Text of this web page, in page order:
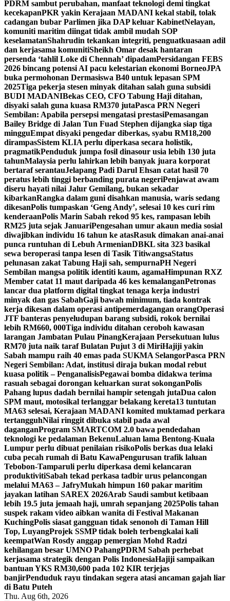
PDRM sambut perubahan, manfaat teknologi demi tingkat
kecekapanPKR yakin Kerajaan MADANI kekal stabil, tolak
cadangan bubar Parlimen jika DAP keluar KabinetNelayan,
komuniti maritim diingat tidak ambil mudah SOP
keselamatanShahrudin tekankan integriti, penguatkuasaan adil
dan kerjasama komunitiSheikh Omar desak hantaran
persenda ‘tahlil Loke di Chennah’ dipadamPersidangan FEBS
2026 bincang potensi AI pacu kelestarian ekonomi BorneoJPA
buka permohonan Dermasiswa B40 untuk lepasan SPM
2025Tiga pekerja stesen minyak ditahan salah guna subsidi
BUDI MADANIBekas CEO, CFO Tabung Haji ditahan,
disyaki salah guna kuasa RM370 jutaPasca PRN Negeri
Sembilan: Apabila persepsi mengatasi prestasiPemasangan
Bailey Bridge di Jalan Tun Fuad Stephen dijangka siap tiga
mingguEmpat disyaki pengedar diberkas, syabu RM18,200
dirampasSistem KLIA perlu diperkasa secara holistik,
pragmatikPenduduk jumpa fosil dinasour usia lebih 130 juta
tahunMalaysia perlu lahirkan lebih banyak juara korporat
bertaraf serantauJelapang Padi Darul Ehsan catat hasil 70
peratus lebih tinggi berbanding purata negeriPenjawat awam
diseru hayati nilai Jalur Gemilang, bukan sekadar
kibarkanRangka dalam guni disahkan manusia, waris sedang
dikesanPolis tumpaskan ‘Geng Andy’, selesai 10 kes curi rim
kenderaanPolis Marin Sabah rekod 95 kes, rampasan lebih
RM25 juta sejak JanuariPengesahan umur akaun media sosial
diwajibkan individu 16 tahun ke atasRasuk dimakan anai-anai
punca runtuhan di Lebuh ArmenianDBKL sita 323 basikal
sewa beroperasi tanpa lesen di Tasik TitiwangsaStatus
pelunasan zakat Tabung Haji sah, sempurnaPH Negeri
Sembilan mangsa politik identiti kaum, agamaHimpunan RXZ
Member catat 11 maut daripada 46 kes kemalanganPetronas
lancar dua platform digital tingkat tenaga kerja industri
minyak dan gas SabahGaji bawah minimum, tiada kontrak
kerja dikesan dalam operasi antipemerdagangan orangOperasi
JTF banteras penyeludupan barang subsidi, rokok bernilai
lebih RM660, 000Tiga individu ditahan ceroboh kawasan
larangan Jambatan Pulau PinangKerajaan Persekutuan lulus
RM70 juta naik taraf Bulatan Pujut 3 di MiriHajiji yakin
Sabah mampu raih 40 emas pada SUKMA SelangorPasca PRN
Negeri Sembilan: Adat, institusi diraja bukan modal rebut
kuasa politik – PenganalisisPegawai bomba didakwa terima
rasuah sebagai dorongan keluarkan surat sokonganPolis
Pahang lupus dadah bernilai hampir setengah jutaDua calon
SPM maut, motosikal terlanggar belakang kereta13 tuntutan
MA63 selesai, Kerajaan MADANI komited muktamad perkara
tertangguhNilai ringgit dibuka stabil pada awal
daganganProgram SMARTCOM 2.0 bawa pendedahan
teknologi ke pedalaman BekenuLaluan lama Bentong-Kuala
Lumpur perlu dibuat penilaian risikoPolis berkas dua lelaki
cuba pecah rumah di Batu KawaPengurusan trafik laluan
Tebobon-Tamparuli perlu diperkasa demi kelancaran
produktivitiSabah tekad perkasa tadbir urus pelancongan
melalui MA63 – JafryMukah himpun 160 pakar maritim
jayakan latihan SAREX 2026Arab Saudi sambut ketibaan
lebih 19.5 juta jemaah haji, umrah sepanjang 2025Polis tahan
suspek rakam video aibkan wanita di Festival Makanan
KuchingPolis siasat gangguan tidak senonoh di Taman Hill
Top, LuyangProjek SSMP tidak boleh terbengkalai kali
keempatWan Rosdy anggap pemergian Mohd Radzi
kehilangan besar UMNO PahangPDRM Sabah perhebat
kerjasama strategik dengan Polis IndonesiaHajiji sampaikan
bantuan YKS RM30,600 pada 102 KIR terjejas
banjirPenduduk rayu tindakan segera atasi ancaman gajah liar
di Batu Puteh
Thu. Aug 6th, 2026